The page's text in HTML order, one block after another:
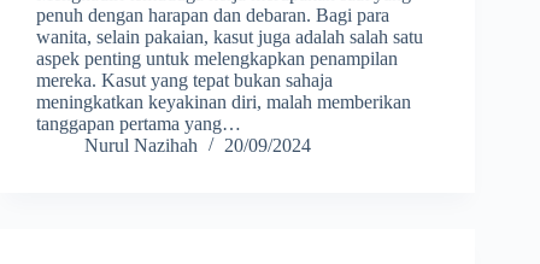
penuh dengan harapan dan debaran. Bagi para
wanita, selain pakaian, kasut juga adalah salah satu
aspek penting untuk melengkapkan penampilan
mereka. Kasut yang tepat bukan sahaja
meningkatkan keyakinan diri, malah memberikan
tanggapan pertama yang…
Nurul Nazihah
20/09/2024